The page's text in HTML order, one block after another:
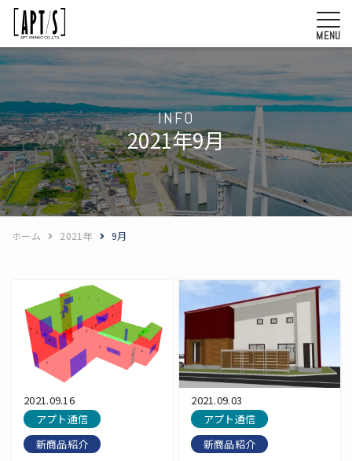
MENU
INFO
2021年9月
ホーム 2021年 9月
2021.09.16
アプト通信
新商品紹介
2021.09.03
アプト通信
新商品紹介